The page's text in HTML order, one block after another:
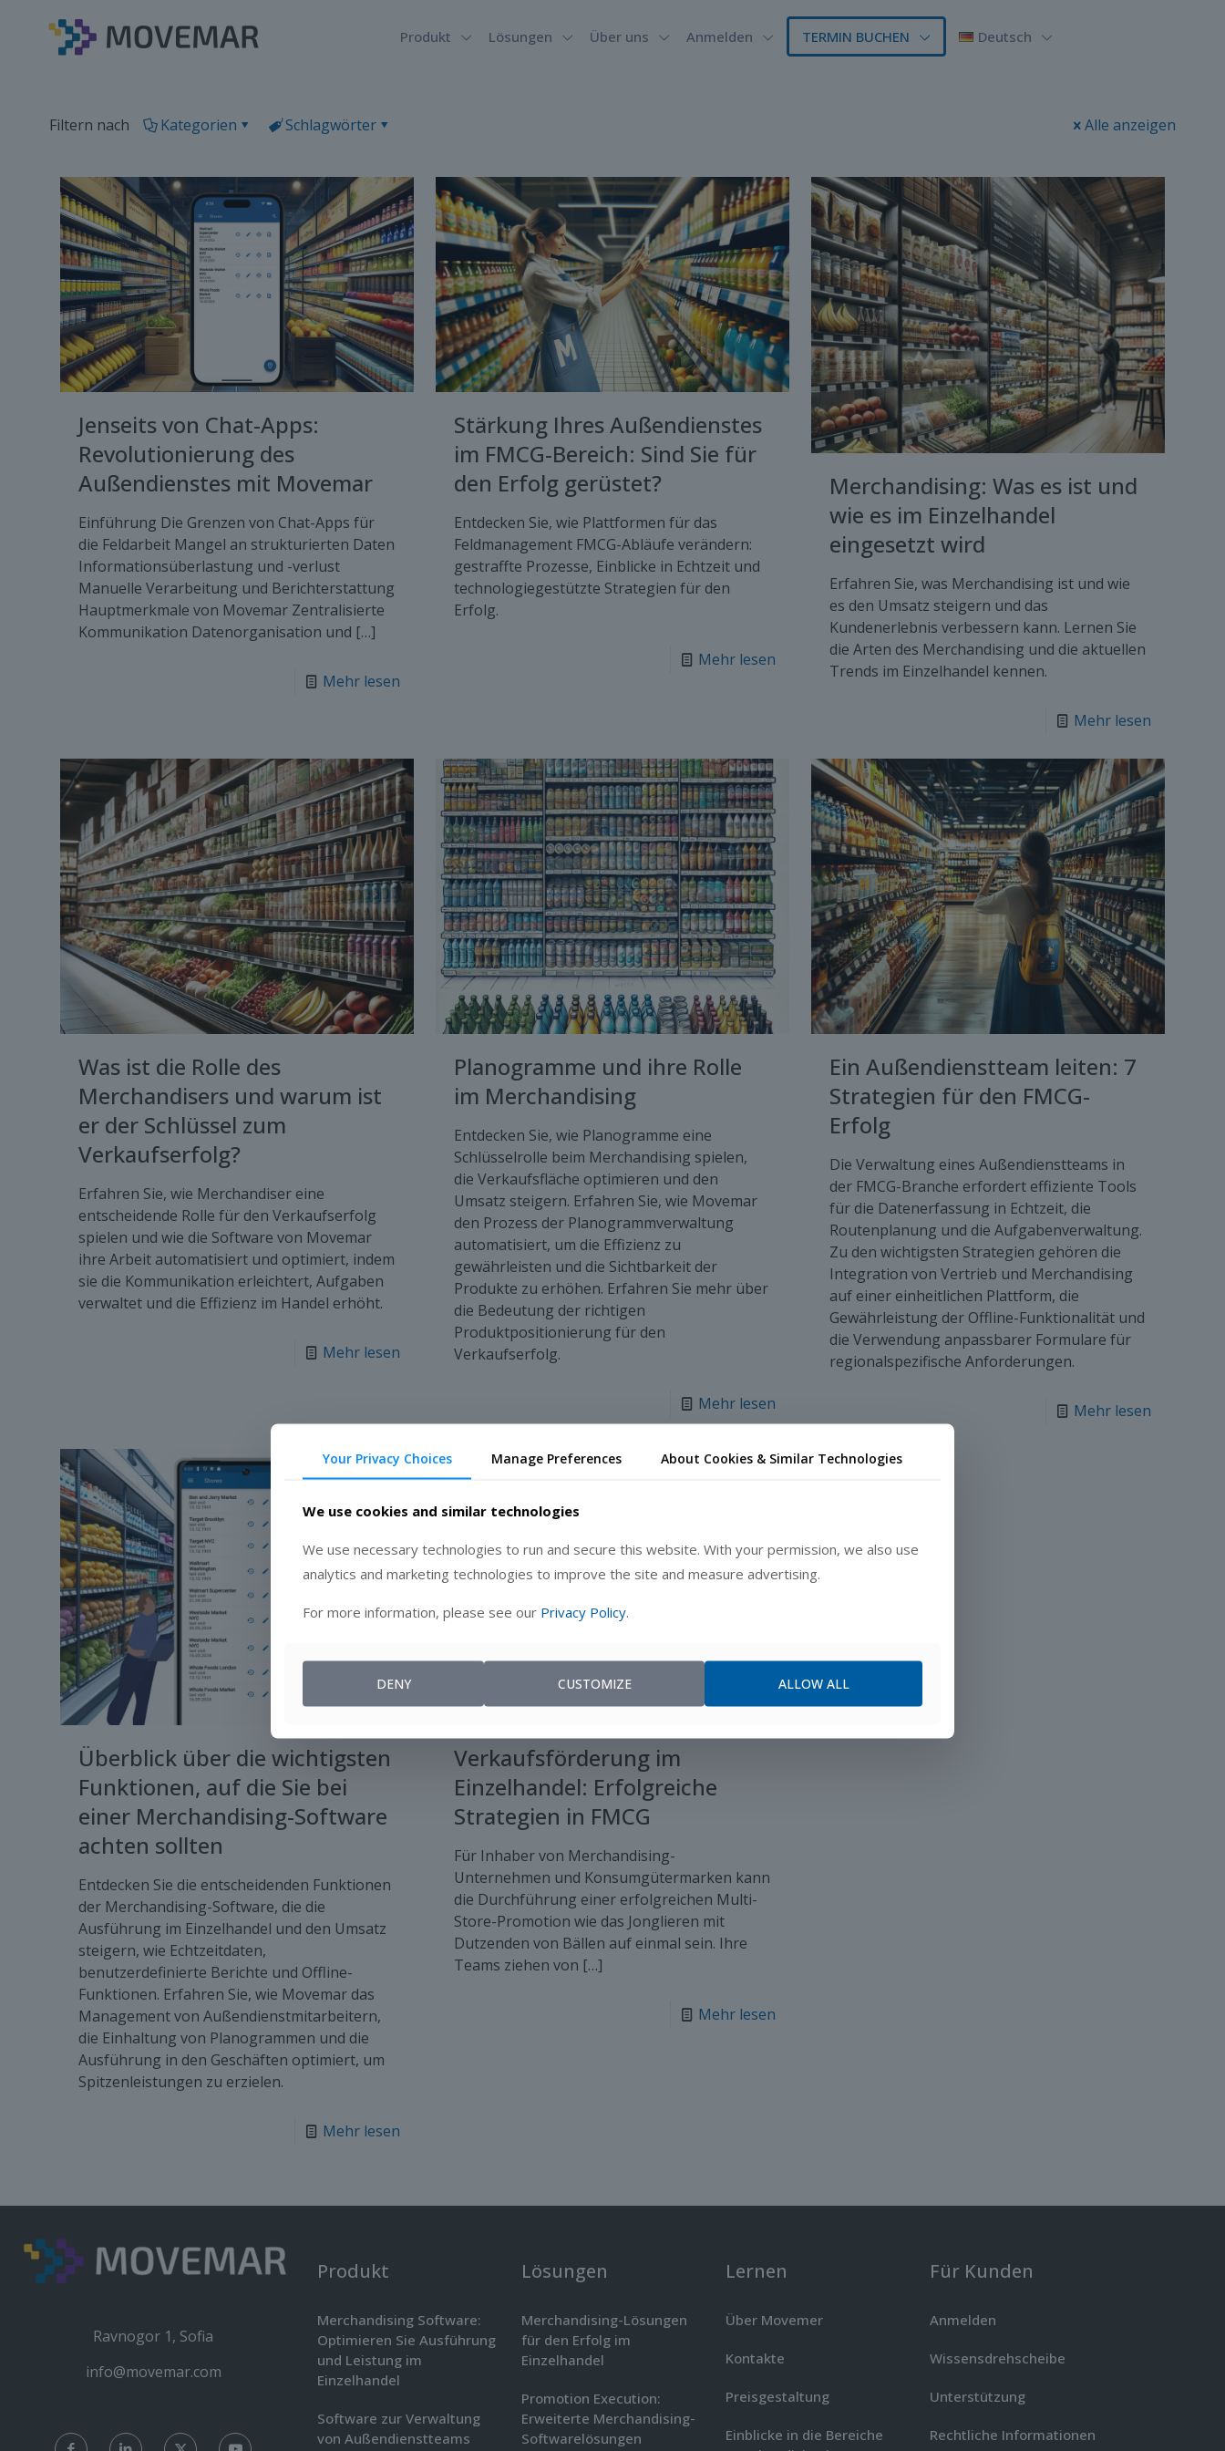
Produkt Lösungen Über uns Anmelden TERMIN BUCHEN Deutsch
Filtern nach Kategorien Schlagwörter Alle anzeigen
Jenseits von Chat-Apps:
Revolutionierung des
Außendienstes mit Movemar
Einführung Die Grenzen von Chat-Apps für
die Feldarbeit Mangel an strukturierten Daten
Informationsüberlastung und -verlust
Manuelle Verarbeitung und Berichterstattung
Hauptmerkmale von Movemar Zentralisierte
Kommunikation Datenorganisation und […]
Mehr lesen
Stärkung Ihres Außendienstes
im FMCG-Bereich: Sind Sie für
den Erfolg gerüstet?
Entdecken Sie, wie Plattformen für das
Feldmanagement FMCG-Abläufe verändern:
gestraffte Prozesse, Einblicke in Echtzeit und
technologiegestützte Strategien für den
Erfolg.
Mehr lesen
Merchandising: Was es ist und
wie es im Einzelhandel
eingesetzt wird
Erfahren Sie, was Merchandising ist und wie
es den Umsatz steigern und das
Kundenerlebnis verbessern kann. Lernen Sie
die Arten des Merchandising und die aktuellen
Trends im Einzelhandel kennen.
Mehr lesen
Was ist die Rolle des
Merchandisers und warum ist
er der Schlüssel zum
Verkaufserfolg?
Erfahren Sie, wie Merchandiser eine
entscheidende Rolle für den Verkaufserfolg
spielen und wie die Software von Movemar
ihre Arbeit automatisiert und optimiert, indem
sie die Kommunikation erleichtert, Aufgaben
verwaltet und die Effizienz im Handel erhöht.
Mehr lesen
Planogramme und ihre Rolle
im Merchandising
Entdecken Sie, wie Planogramme eine
Schlüsselrolle beim Merchandising spielen,
die Verkaufsfläche optimieren und den
Umsatz steigern. Erfahren Sie, wie Movemar
den Prozess der Planogrammverwaltung
automatisiert, um die Effizienz zu
gewährleisten und die Sichtbarkeit der
Produkte zu erhöhen. Erfahren Sie mehr über
die Bedeutung der richtigen
Produktpositionierung für den
Verkaufserfolg.
Mehr lesen
Ein Außendienstteam leiten: 7
Strategien für den FMCG-
Erfolg
Die Verwaltung eines Außendienstteams in
der FMCG-Branche erfordert effiziente Tools
für die Datenerfassung in Echtzeit, die
Routenplanung und die Aufgabenverwaltung.
Zu den wichtigsten Strategien gehören die
Integration von Vertrieb und Merchandising
auf einer einheitlichen Plattform, die
Gewährleistung der Offline-Funktionalität und
die Verwendung anpassbarer Formulare für
regionalspezifische Anforderungen.
Mehr lesen
Überblick über die wichtigsten
Funktionen, auf die Sie bei
einer Merchandising-Software
achten sollten
Entdecken Sie die entscheidenden Funktionen
der Merchandising-Software, die die
Ausführung im Einzelhandel und den Umsatz
steigern, wie Echtzeitdaten,
benutzerdefinierte Berichte und Offline-
Funktionen. Erfahren Sie, wie Movemar das
Management von Außendienstmitarbeitern,
die Einhaltung von Planogrammen und die
Ausführung in den Geschäften optimiert, um
Spitzenleistungen zu erzielen.
Mehr lesen
Verkaufsförderung im
Einzelhandel: Erfolgreiche
Strategien in FMCG
Für Inhaber von Merchandising-
Unternehmen und Konsumgütermarken kann
die Durchführung einer erfolgreichen Multi-
Store-Promotion wie das Jonglieren mit
Dutzenden von Bällen auf einmal sein. Ihre
Teams ziehen von […]
Mehr lesen
Ravnogor 1, Sofia
info@movemar.com
Produkt
Merchandising Software:
Optimieren Sie Ausführung
und Leistung im
Einzelhandel
Software zur Verwaltung
von Außendienstteams
Lösungen
Merchandising-Lösungen
für den Erfolg im
Einzelhandel
Promotion Execution:
Erweiterte Merchandising-
Softwarelösungen
Lernen
Über Movemer
Kontakte
Preisgestaltung
Einblicke in die Bereiche
Für Kunden
Anmelden
Wissensdrehscheibe
Unterstützung
Rechtliche Informationen
Your Privacy Choices Manage Preferences About Cookies & Similar Technologies
We use cookies and similar technologies
We use necessary technologies to run and secure this website. With your permission, we also use
analytics and marketing technologies to improve the site and measure advertising.
For more information, please see our Privacy Policy.
DENY CUSTOMIZE ALLOW ALL